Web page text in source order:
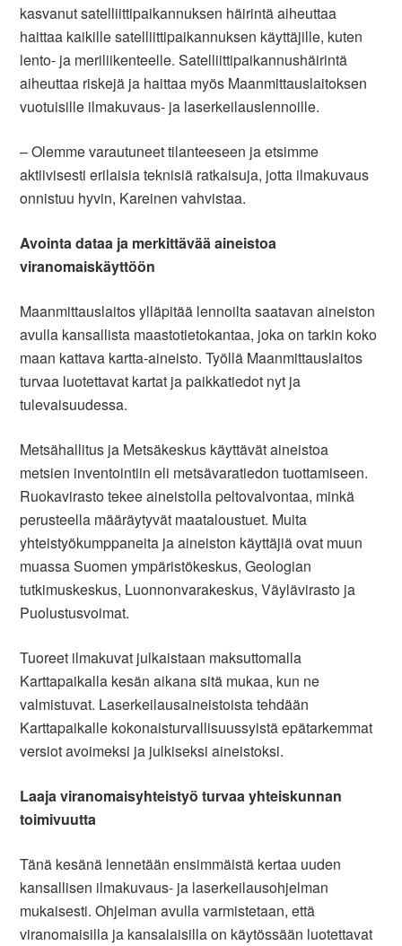
kasvanut satelliittipaikannuksen häirintä aiheuttaa
haittaa kaikille satelliittipaikannuksen käyttäjille, kuten
lento- ja meriliikenteelle. Satelliittipaikannushäirintä
aiheuttaa riskejä ja haittaa myös Maanmittauslaitoksen
vuotuisille ilmakuvaus- ja laserkeilauslennoille.
– Olemme varautuneet tilanteeseen ja etsimme
aktiivisesti erilaisia teknisiä ratkaisuja, jotta ilmakuvaus
onnistuu hyvin, Kareinen vahvistaa.
Avointa dataa ja merkittävää aineistoa
viranomaiskäyttöön
Maanmittauslaitos ylläpitää lennoilta saatavan aineiston
avulla kansallista maastotietokantaa, joka on tarkin koko
maan kattava kartta-aineisto. Työllä Maanmittauslaitos
turvaa luotettavat kartat ja paikkatiedot nyt ja
tulevaisuudessa.
Metsähallitus ja Metsäkeskus käyttävät aineistoa
metsien inventointiin eli metsävaratiedon tuottamiseen.
Ruokavirasto tekee aineistolla peltovalvontaa, minkä
perusteella määräytyvät maataloustuet. Muita
yhteistyökumppaneita ja aineiston käyttäjiä ovat muun
muassa Suomen ympäristökeskus, Geologian
tutkimuskeskus, Luonnonvarakeskus, Väylävirasto ja
Puolustusvoimat.
Tuoreet ilmakuvat julkaistaan maksuttomalla
Karttapaikalla kesän aikana sitä mukaa, kun ne
valmistuvat. Laserkeilausaineistoista tehdään
Karttapaikalle kokonaisturvallisuussyistä epätarkemmat
versiot avoimeksi ja julkiseksi aineistoksi.
Laaja viranomaisyhteistyö turvaa yhteiskunnan
toimivuutta
Tänä kesänä lennetään ensimmäistä kertaa uuden
kansallisen ilmakuvaus- ja laserkeilausohjelman
mukaisesti. Ohjelman avulla varmistetaan, että
viranomaisilla ja kansalaisilla on käytössään luotettavat